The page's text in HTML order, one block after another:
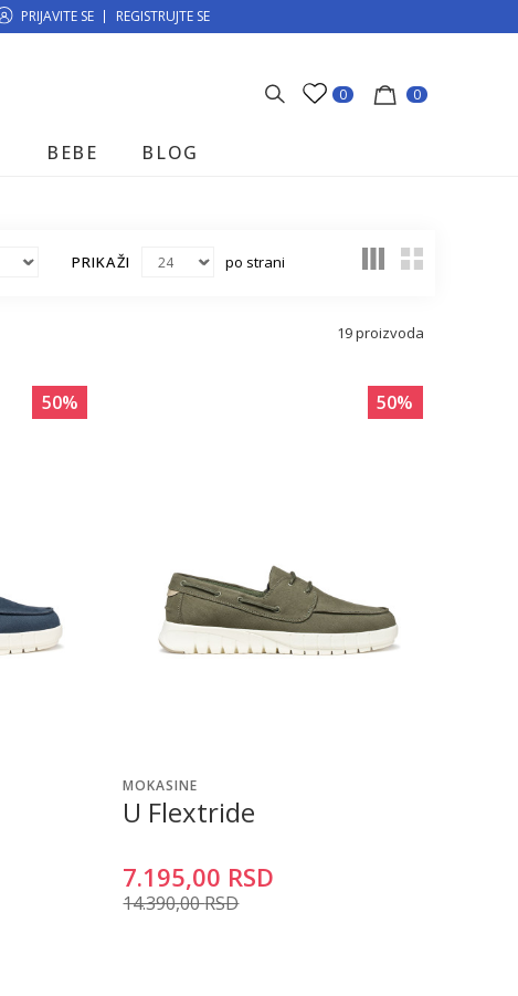
MOGUĆNOST BESPLATNE ISPORUKE!
PRIJAVITE SE REGISTRUJTE SE
0 0
BEBE BLOG
PRIKAŽI po strani
19proizvoda
50% 50%
MOKASINE
U Flextride
7.195,00 RSD
14.390,00RSD